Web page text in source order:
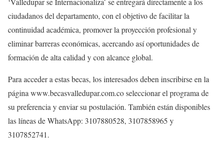
ciudadanos del departamento, con el objetivo de facilitar la
continuidad académica, promover la proyección profesional y
eliminar barreras económicas, acercando así oportunidades de
formación de alta calidad y con alcance global.
Para acceder a estas becas, los interesados deben inscribirse en la
página www.becasvalledupar.com.co seleccionar el programa de
su preferencia y enviar su postulación. También están disponibles
las líneas de WhatsApp: 3107880528, 3107858965 y
3107852741.